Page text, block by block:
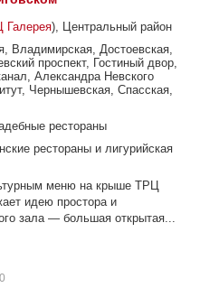
Галерея), Центральный район
Владимирская, Достоевская,
проспект, Гостиный двор,
Александра Невского
Чернышевская, Спасская,
рестораны
рестораны и лигурийская
меню на крыше ТРЦ
идею простора и
зала — большая открытая...
0